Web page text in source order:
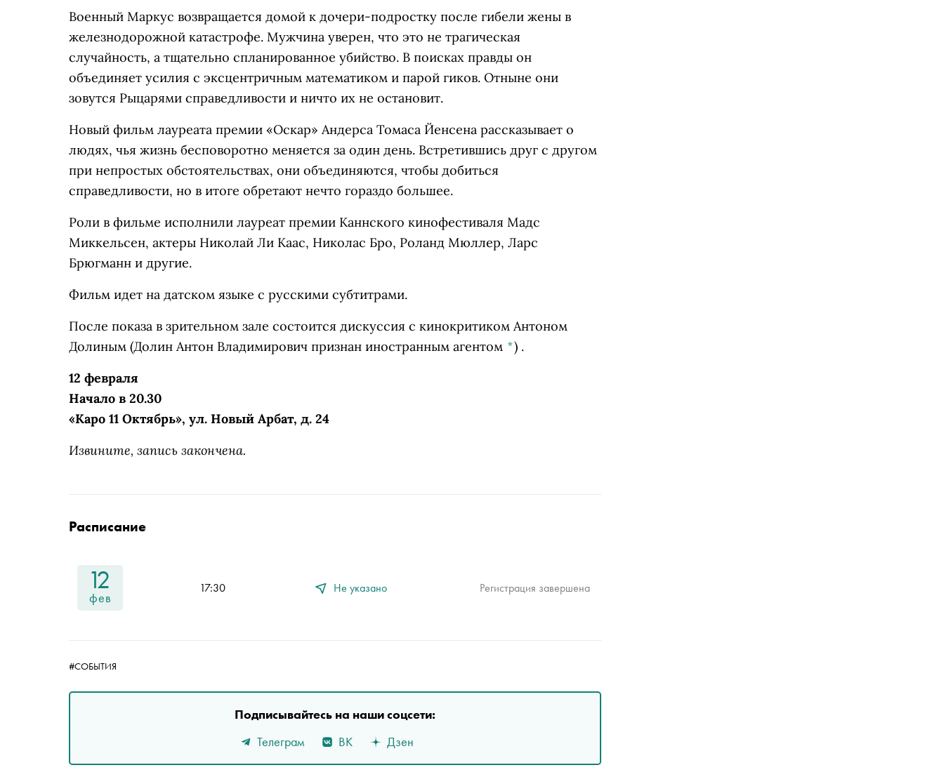
Военный Маркус возвращается домой к дочери-подростку после гибели жены в
железнодорожной катастрофе. Мужчина уверен, что это не трагическая
случайность, а тщательно спланированное убийство. В поисках правды он
объединяет усилия с эксцентричным математиком и парой гиков. Отныне они
зовутся Рыцарями справедливости и ничто их не остановит.
Новый фильм лауреата премии «Оскар» Андерса Томаса Йенсена рассказывает о
людях, чья жизнь бесповоротно меняется за один день. Встретившись друг с другом
при непростых обстоятельствах, они объединяются, чтобы добиться
справедливости, но в итоге обретают нечто гораздо большее.
Роли в фильме исполнили лауреат премии Каннского кинофестиваля Мадс
Миккельсен, актеры Николай Ли Каас, Николас Бро, Роланд Мюллер, Ларс
Брюгманн и другие.
Фильм идет на датском языке с русскими субтитрами.
После показа в зрительном зале состоится дискуссия с кинокритиком Антоном
Долиным (Долин Антон Владимирович признан иностранным агентом *) .
12 февраля
Начало в 20.30
«Каро 11 Октябрь», ул. Новый Арбат, д. 24
Извините, запись закончена.
Расписание
12
фев
17:30 Не указано Регистрация завершена
#СОБЫТИЯ
Подписывайтесь на наши соцсети:
Телеграм
ВК Дзен